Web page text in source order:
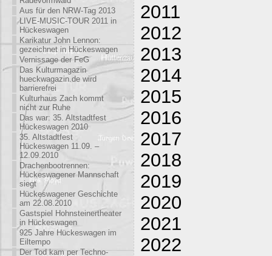
Aus für den NRW-Tag 2013
LIVE-MUSIC-TOUR 2011 in
Hückeswagen
Karikatur John Lennon:
gezeichnet in Hückeswagen
Vernissage der FeG
Das Kulturmagazin
hueckwagazin.de wird
barrierefrei
Kulturhaus Zach kommt
nicht zur Ruhe
Das war: 35. Altstadtfest
Hückeswagen 2010
35. Altstadtfest
Hückeswagen 11.09. –
12.09.2010
Drachenbootrennen:
Hückeswagener Mannschaft
siegt
Hückeswagener Geschichte
am 22.08.2010
Gastspiel Hohnsteinertheater
in Hückeswagen
925 Jahre Hückeswagen im
Eiltempo
Der Tod kam per Techno-
2011
2012
2013
2014
2015
2016
2017
2018
2019
2020
2021
2022